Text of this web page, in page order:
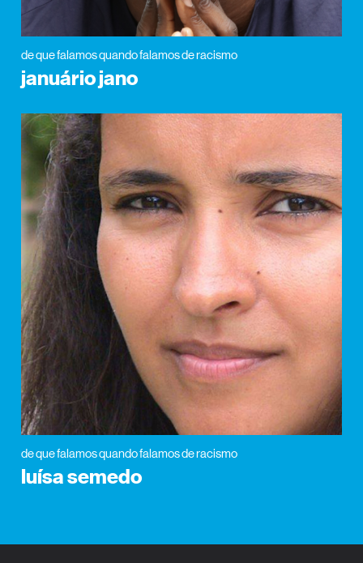
de que falamos quando falamos de racismo
januário jano
de que falamos quando falamos de racismo
luísa semedo